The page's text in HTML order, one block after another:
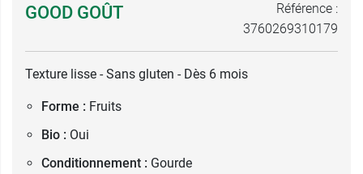
GOOD GOÛT
Référence :
3760269310179
Texture lisse - Sans gluten - Dès 6 mois
Forme : Fruits
Bio : Oui
Conditionnement : Gourde